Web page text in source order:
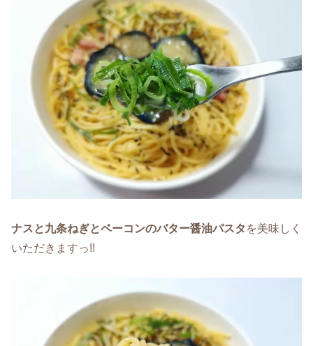
ナスと九条ねぎとベーコンのバター醤油パスタ を美味しく
いただきますっ!!